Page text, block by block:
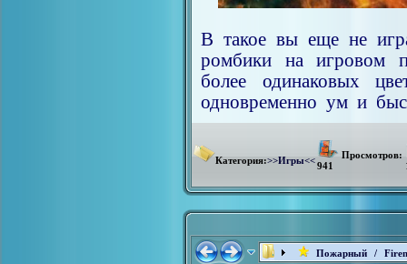
В такое вы еще не
ромбики на игровом
более одинаковых
одновременно ум и
Категория:>>Игры<<
Просмотров:
941
Пожарный /